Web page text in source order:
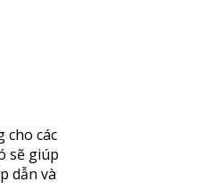
cho các
sẽ giúp
dẫn và